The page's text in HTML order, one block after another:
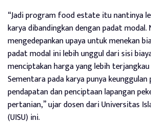
“Jadi program food estate itu nantinya
karya dibandingkan dengan padat
mengedepankan upaya untuk menekan
padat modal ini lebih unggul dari sisi
menciptakan harga yang lebih
Sementara pada karya punya
pendapatan dan penciptaan lapangan
pertanian,” ujar dosen dari Universitas
(UISU) ini.